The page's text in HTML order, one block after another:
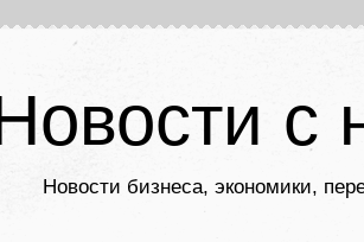
с
Новости бизнеса, экономики,